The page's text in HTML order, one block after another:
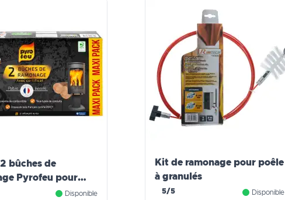
bûches de
Pyrofeu pour
Certificat)Disponible
Kit de ramonage pour poêle
à granulés
5/5 Disponible